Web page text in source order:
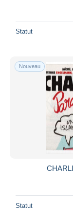
Statut
Nouveau
Statut